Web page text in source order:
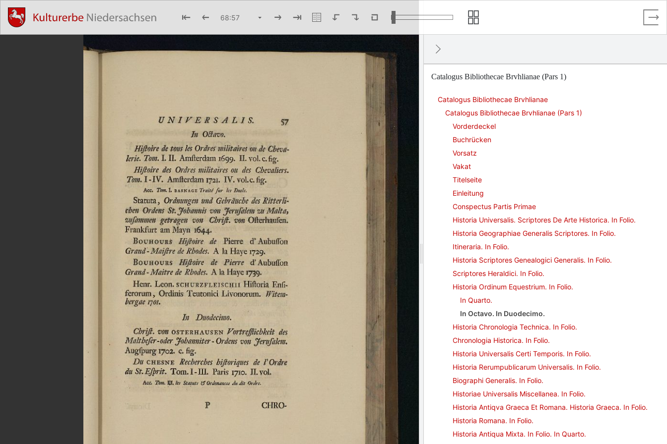
Catalogus Bibliothecae Brvhlianae (Pars 1)
Catalogus Bibliothecae Brvhlianae
Catalogus Bibliothecae Brvhlianae (Pars 1)
Vorderdeckel
Buchrücken
Vorsatz
Vakat
Titelseite
Einleitung
Conspectus Partis Primae
Historia Universalis. Scriptores De Arte Historica. In Folio.
Historia Geographiae Generalis Scriptores. In Folio.
Itineraria. In Folio.
Historia Scriptores Genealogici Generalis. In Folio.
Scriptores Heraldici. In Folio.
Historia Ordinum Equestrium. In Folio.
In Quarto.
In Octavo. In Duodecimo.
Historia Chronologia Technica. In Folio.
Chronologia Historica. In Folio.
Historia Universalis Certi Temporis. In Folio.
Historia Rerumpublicarum Universalis. In Folio.
Biographi Generalis. In Folio.
Historiae Universalis Miscellanea. In Folio.
Historia Antiqva Graeca Et Romana. Historia Graeca. In Folio.
Historia Romana. In Folio.
Historia Antiqua Mixta. In Folio. In Quarto.